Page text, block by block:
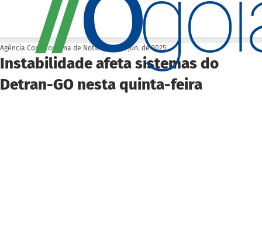
Instabilidade afeta sistemas do
Detran-GO nesta quinta-feira
Agência Cora Coralina de Notícias 12 de jun. de 2025